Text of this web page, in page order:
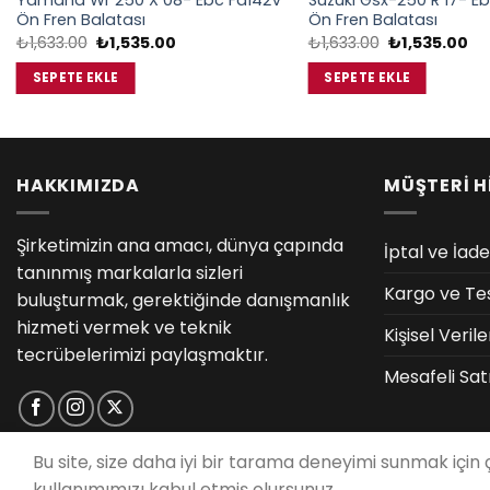
Ön Fren Balatası
₺1,633.00 Orijinal
fiyat:
₺1,633.00.
₺1,535.00
SEPETE EKLE
Ön Fren Balatası
₺1,633.00 Orijinal
fiyat:
₺1,633.00.
₺1,535.00Şu
SEPETE EKLE
HAKKIMIZDA
Şirketimizin ana amacı, dünya çapında
tanınmış markalarla sizleri
buluşturmak, gerektiğinde danışmanlık
hizmeti vermek ve teknik
tecrübelerimizi paylaşmaktır.
MÜŞTERİ
İptal ve
Kargo ve
Kişisel
Mesafeli
Bu site, size daha iyi bir tarama deneyimi sunmak